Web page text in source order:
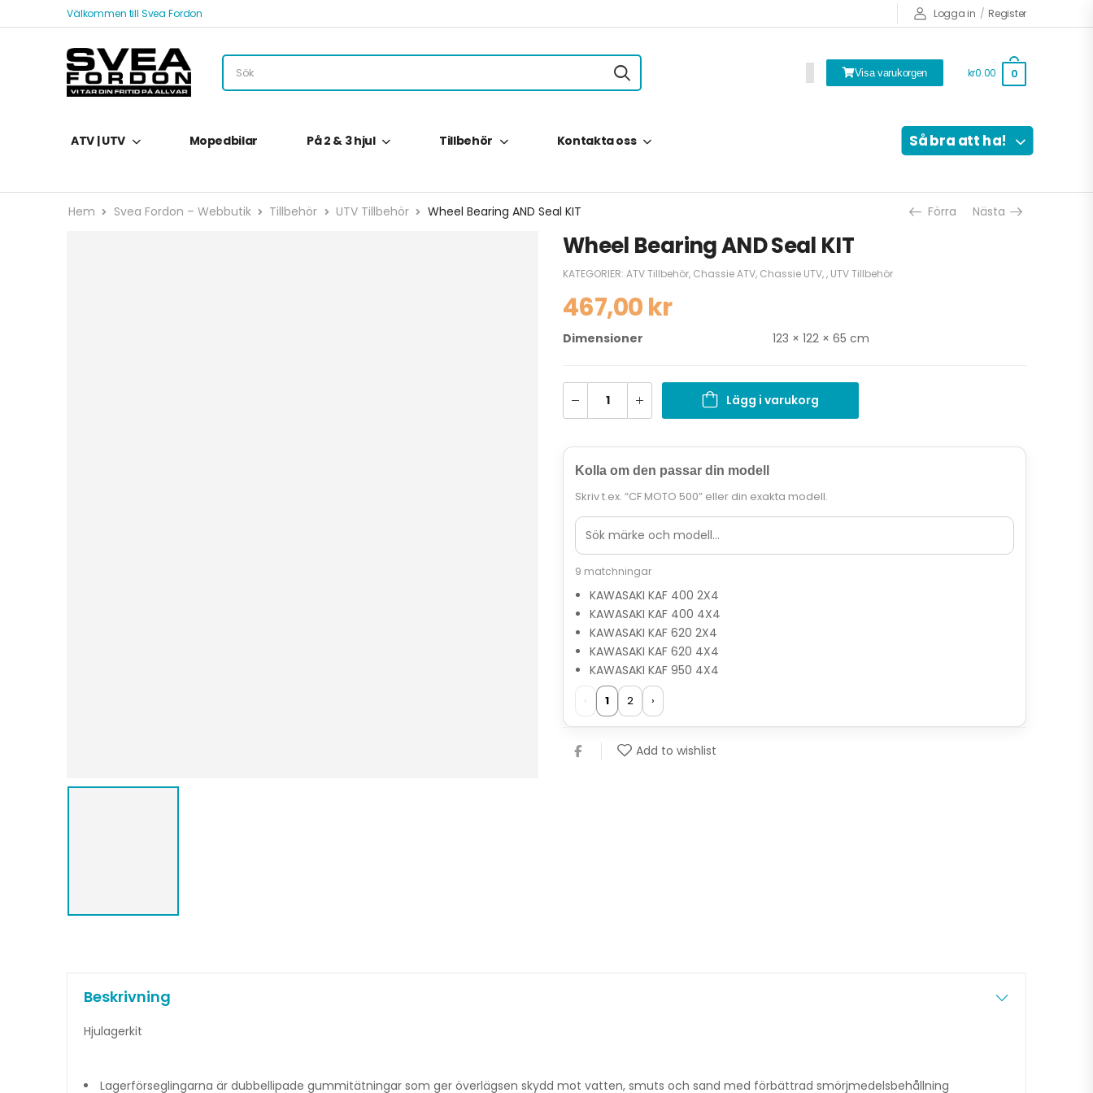
Välkommen till Svea Fordon Logga in / Register
Visa varukorgen kr0.00 0
ATV | UTV Mopedbilar På 2 & 3 hjul Tillbehör Kontakta oss Så bra att ha!
Hem Svea Fordon – Webbutik Tillbehör UTV Tillbehör Wheel Bearing AND Seal KIT Förra Nästa
Wheel Bearing AND Seal KIT
KATEGORIER: ATV Tillbehör, Chassie ATV, Chassie UTV,, UTV Tillbehör
467,00kr
Dimensioner 123 × 122 × 65 cm
Lägg i varukorg
Kolla om den passar din modell
Skriv t.ex. “CF MOTO 500” eller din exakta modell.
9 matchningar
KAWASAKI KAF 400 2X4
KAWASAKI KAF 400 4X4
KAWASAKI KAF 620 2X4
KAWASAKI KAF 620 4X4
KAWASAKI KAF 950 4X4
‹ 1 2 ›
Add to wishlist
Beskrivning
Hjulagerkit
Lagerförseglingarna är dubbellipade gummitätningar som ger överlägsen skydd mot vatten, smuts och sand med förbättrad smörjmedelsbehållning